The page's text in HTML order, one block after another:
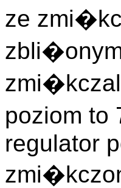
ze
poziom to
regulator